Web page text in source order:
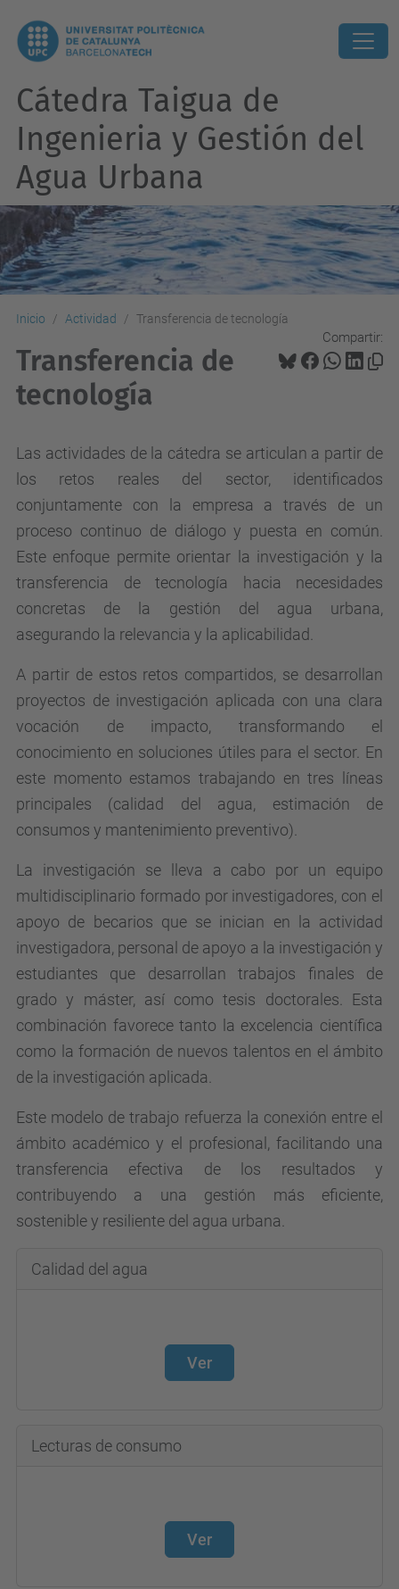
Cátedra Taigua de
Ingenieria y Gestión del
Agua Urbana
Inicio Actividad Transferencia de tecnología
Compartir:
Transferencia de
tecnología
Las actividades de la cátedra se articulan a partir de
los retos reales del sector, identificados
conjuntamente con la empresa a través de un
proceso continuo de diálogo y puesta en común.
Este enfoque permite orientar la investigación y la
transferencia de tecnología hacia necesidades
concretas de la gestión del agua urbana,
asegurando la relevancia y la aplicabilidad.
A partir de estos retos compartidos, se desarrollan
proyectos de investigación aplicada con una clara
vocación de impacto, transformando el
conocimiento en soluciones útiles para el sector. En
este momento estamos trabajando en tres líneas
principales (calidad del agua, estimación de
consumos y mantenimiento preventivo).
La investigación se lleva a cabo por un equipo
multidisciplinario formado por investigadores, con el
apoyo de becarios que se inician en la actividad
investigadora, personal de apoyo a la investigación y
estudiantes que desarrollan trabajos finales de
grado y máster, así como tesis doctorales. Esta
combinación favorece tanto la excelencia científica
como la formación de nuevos talentos en el ámbito
de la investigación aplicada.
Este modelo de trabajo refuerza la conexión entre el
ámbito académico y el profesional, facilitando una
transferencia efectiva de los resultados y
contribuyendo a una gestión más eficiente,
sostenible y resiliente del agua urbana.
Calidad del agua
Ver
Lecturas de consumo
Ver